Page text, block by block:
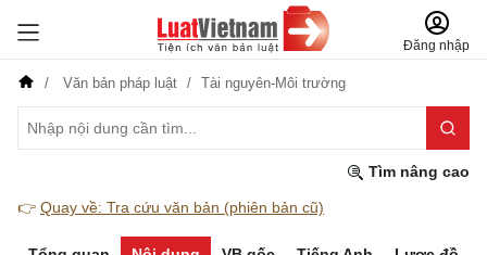
Đăng nhập
Văn bản pháp luật Tài nguyên-Môi trường
Tìm nâng cao
👉 Quay về: Tra cứu văn bản (phiên bản cũ)